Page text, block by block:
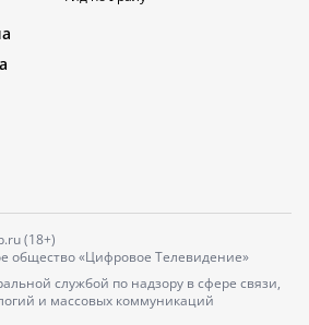
(18+)
общество «Цифровое Телевидение»
службой по надзору в сфере связи,
и массовых коммуникаций